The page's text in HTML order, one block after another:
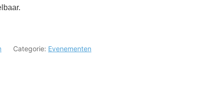
Categorie: Evenementen